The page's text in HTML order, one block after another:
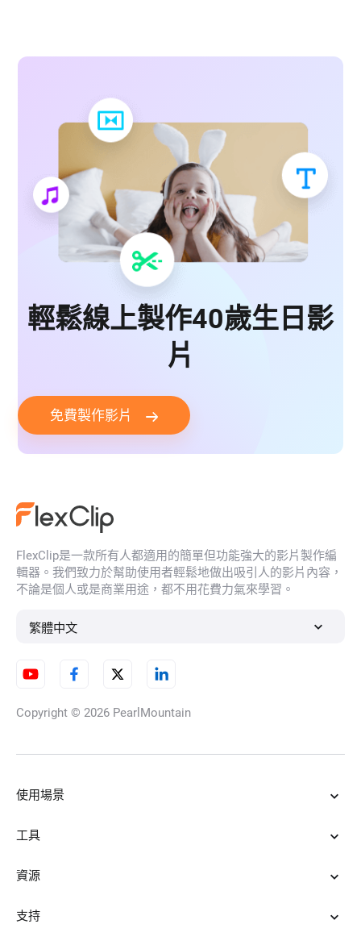
輕鬆線上製作40歲生日影
片
免費製作影片
FlexClip是一款所有人都適用的簡單但功能強大的影片製作編
輯器。我們致力於幫助使用者輕鬆地做出吸引人的影片內容，
不論是個人或是商業用途，都不用花費力氣來學習。
繁體中文
Copyright © 2026 PearlMountain
使用場景
工具
資源
支持